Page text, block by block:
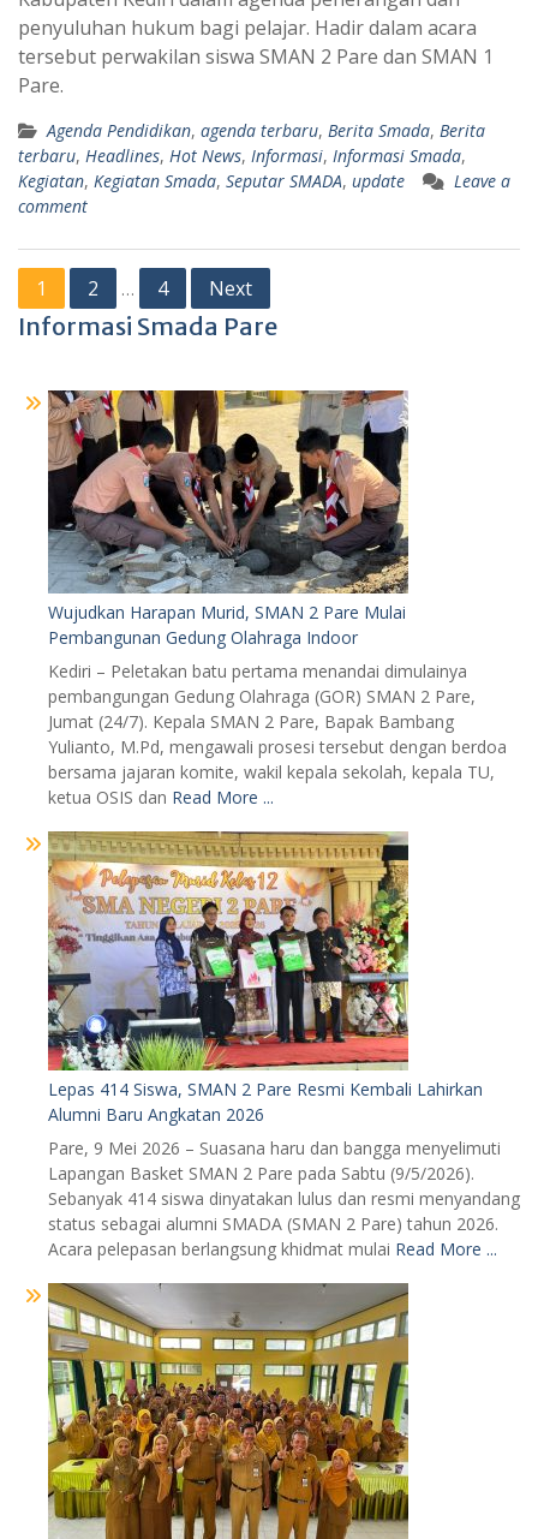
penyuluhan hukum bagi pelajar. Hadir dalam acara
tersebut perwakilan siswa SMAN 2 Pare dan SMAN 1
Pare.
Agenda Pendidikan, agenda terbaru, Berita Smada, Berita
terbaru, Headlines, Hot News, Informasi, Informasi Smada,
Kegiatan, Kegiatan Smada, Seputar SMADA, update
Leave a
comment
Posts
pagination
1 2 … 4 Next
Informasi Smada Pare
Wujudkan Harapan Murid, SMAN 2 Pare Mulai
Pembangunan Gedung Olahraga Indoor
Kediri – Peletakan batu pertama menandai dimulainya
pembangungan Gedung Olahraga (GOR) SMAN 2 Pare,
Jumat (24/7). Kepala SMAN 2 Pare, Bapak Bambang
Yulianto, M.Pd, mengawali prosesi tersebut dengan berdoa
bersama jajaran komite, wakil kepala sekolah, kepala TU,
ketua OSIS dan Read More ...
Lepas 414 Siswa, SMAN 2 Pare Resmi Kembali Lahirkan
Alumni Baru Angkatan 2026
Pare, 9 Mei 2026 – Suasana haru dan bangga menyelimuti
Lapangan Basket SMAN 2 Pare pada Sabtu (9/5/2026).
Sebanyak 414 siswa dinyatakan lulus dan resmi menyandang
status sebagai alumni SMADA (SMAN 2 Pare) tahun 2026.
Acara pelepasan berlangsung khidmat mulai Read More ...